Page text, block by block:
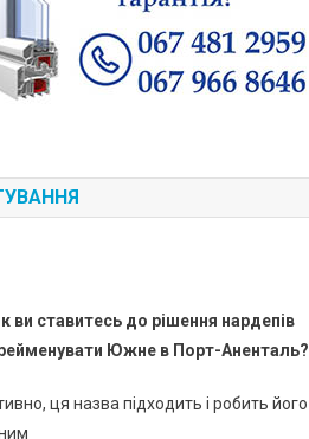
ви ставитесь до рішення нардепів
Южне в Порт-Аненталь?
ця назва підходить і робить його